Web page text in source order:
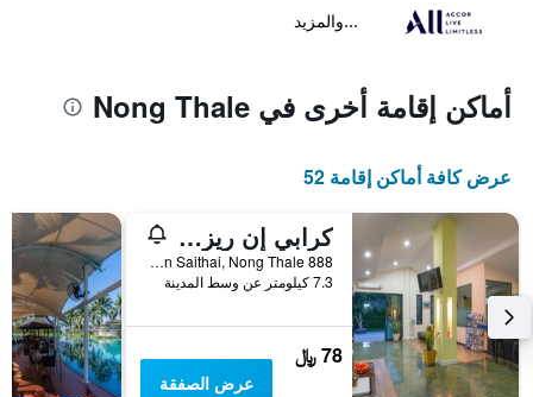
...والمزيد
أماكن إقامة أخرى في Nong Thale
عرض كافة أماكن إقامة 52
كرابي إن ريزورت
888 Moo 4 Tambon Saithai, Nong Thale, تايلاند
7.3 كيلومتر عن وسط المدينة
78 ﷼
عرض الصفقة